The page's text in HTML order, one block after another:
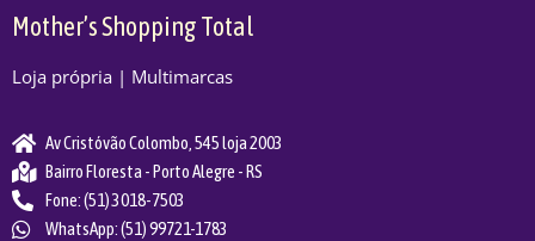
Mother’s Shopping Total
Loja própria | Multimarcas
Av Cristóvão Colombo, 545 loja 2003
Bairro Floresta - Porto Alegre - RS
Fone: (51) 3018-7503
WhatsApp: (51) 99721-1783